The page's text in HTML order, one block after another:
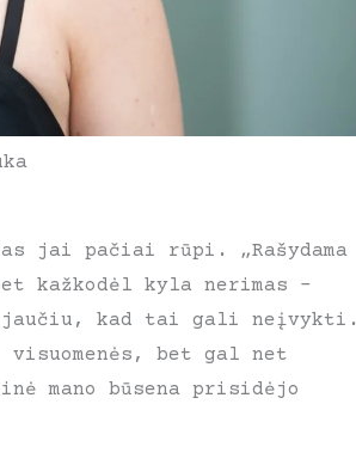
jai pačiai rūpi. „Rašydama
kažkodėl kyla nerimas –
kad tai gali neįvykti.
bet gal net
mano būsena prisidėjo